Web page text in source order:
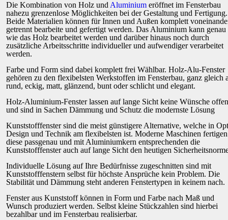
Die Kombination von Holz und Aluminium eröffnet im Fensterbau
nahezu grenzenlose Möglichkeiten bei der Gestaltung und Fertigung.
Beide Materialien können für Innen und Außen komplett
getrennt bearbeite und gefertigt werden. Das Aluminium kann genau
wie das Holz bearbeitet werden und darüber hinaus noch durch
zusätzliche Arbeitsschritte individueller und aufwendiger verarbeitet
werden.
Farbe und Form sind dabei komplett frei Wählbar. Holz-Alu-Fenster
gehören zu den flexibelsten Werkstoffen im Fensterbau, ganz gleich
rund, eckig, matt, glänzend, bunt oder schlicht und elegant.
Holz-Aluminium-Fenster lassen auf lange Sicht keine Wünsche offen
und sind in Sachen Dämmung und Schutz die modernste Lösung
Kunststofffenster sind die meist günstigere Alternative, welche in
Design und Technik am flexibelsten ist. Moderne Maschinen fertigen
diese passgenau und mit Aluminiumkern entsprechenden die
Kunststofffenster auch auf lange Sicht den heutigen
Individuelle Lösung auf Ihre Bedürfnisse zugeschnitten sind mit
Kunststofffenstern selbst für höchste Ansprüche kein Problem. Die
Stabilität und Dämmung steht anderen Fenstertypen in keinem nach.
Fenster aus Kunststoff können in Form und Farbe nach Maß und
Wunsch produziert werden. Selbst kleine Stückzahlen sind hierbei
bezahlbar und im Fensterbau realisierbar.